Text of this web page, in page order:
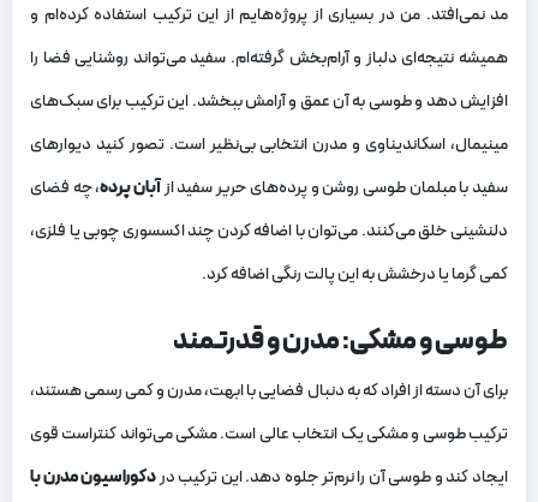
مد نمی‌افتد. من در بسیاری از پروژه‌هایم از این ترکیب استفاده کرده‌ام و
همیشه نتیجه‌ای دلباز و آرام‌بخش گرفته‌ام. سفید می‌تواند روشنایی فضا را
افزایش دهد و طوسی به آن عمق و آرامش ببخشد. این ترکیب برای سبک‌های
مینیمال، اسکاندیناوی و مدرن انتخابی بی‌نظیر است. تصور کنید دیوارهای
سفید با مبلمان طوسی روشن و پرده‌های حریر سفید ازآبان پرده، چه فضای
دلنشینی خلق می‌کنند. می‌توان با اضافه کردن چند اکسسوری چوبی یا فلزی،
کمی گرما یا درخشش به این پالت رنگی اضافه کرد.
طوسی و مشکی: مدرن و قدرتمند
برای آن دسته از افراد که به دنبال فضایی با ابهت، مدرن و کمی رسمی هستند،
ترکیب طوسی و مشکی یک انتخاب عالی است. مشکی می‌تواند کنتراست قوی
ایجاد کند و طوسی آن را نرم‌تر جلوه دهد. این ترکیب دردکوراسیون مدرن با